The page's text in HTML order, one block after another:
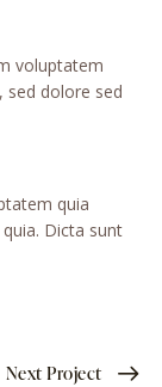
voluptatem
sed dolore sed
quia
Dicta sunt
Next Project